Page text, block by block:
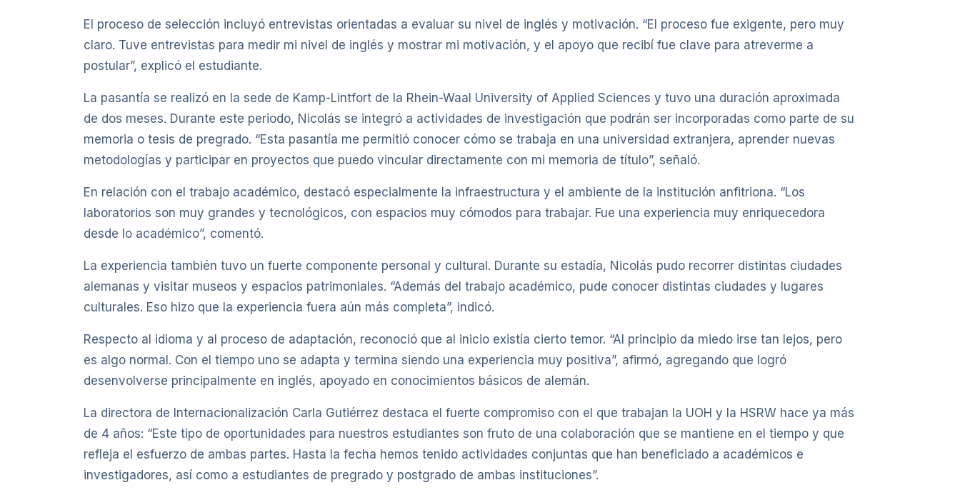
El proceso de selección incluyó entrevistas orientadas a evaluar su nivel de inglés y motivación. “El proceso fue exigente, pero muy
claro. Tuve entrevistas para medir mi nivel de inglés y mostrar mi motivación, y el apoyo que recibí fue clave para atreverme a
postular”, explicó el estudiante.
La pasantía se realizó en la sede de Kamp-Lintfort de la Rhein-Waal University of Applied Sciences y tuvo una duración aproximada
de dos meses. Durante este periodo, Nicolás se integró a actividades de investigación que podrán ser incorporadas como parte de su
memoria o tesis de pregrado. “Esta pasantía me permitió conocer cómo se trabaja en una universidad extranjera, aprender nuevas
metodologías y participar en proyectos que puedo vincular directamente con mi memoria de título”, señaló.
En relación con el trabajo académico, destacó especialmente la infraestructura y el ambiente de la institución anfitriona. “Los
laboratorios son muy grandes y tecnológicos, con espacios muy cómodos para trabajar. Fue una experiencia muy enriquecedora
desde lo académico”, comentó.
La experiencia también tuvo un fuerte componente personal y cultural. Durante su estadía, Nicolás pudo recorrer distintas ciudades
alemanas y visitar museos y espacios patrimoniales. “Además del trabajo académico, pude conocer distintas ciudades y lugares
culturales. Eso hizo que la experiencia fuera aún más completa”, indicó.
Respecto al idioma y al proceso de adaptación, reconoció que al inicio existía cierto temor. “Al principio da miedo irse tan lejos, pero
es algo normal. Con el tiempo uno se adapta y termina siendo una experiencia muy positiva”, afirmó, agregando que logró
desenvolverse principalmente en inglés, apoyado en conocimientos básicos de alemán.
La directora de Internacionalización Carla Gutiérrez destaca el fuerte compromiso con el que trabajan la UOH y la HSRW hace ya más
de 4 años: “Este tipo de oportunidades para nuestros estudiantes son fruto de una colaboración que se mantiene en el tiempo y que
refleja el esfuerzo de ambas partes. Hasta la fecha hemos tenido actividades conjuntas que han beneficiado a académicos e
investigadores, así como a estudiantes de pregrado y postgrado de ambas instituciones”.